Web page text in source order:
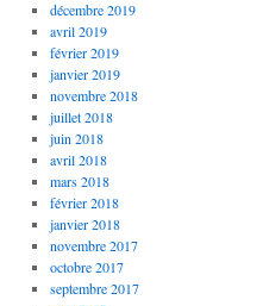
décembre 2019
avril 2019
février 2019
janvier 2019
novembre 2018
juillet 2018
juin 2018
avril 2018
mars 2018
février 2018
janvier 2018
novembre 2017
octobre 2017
septembre 2017